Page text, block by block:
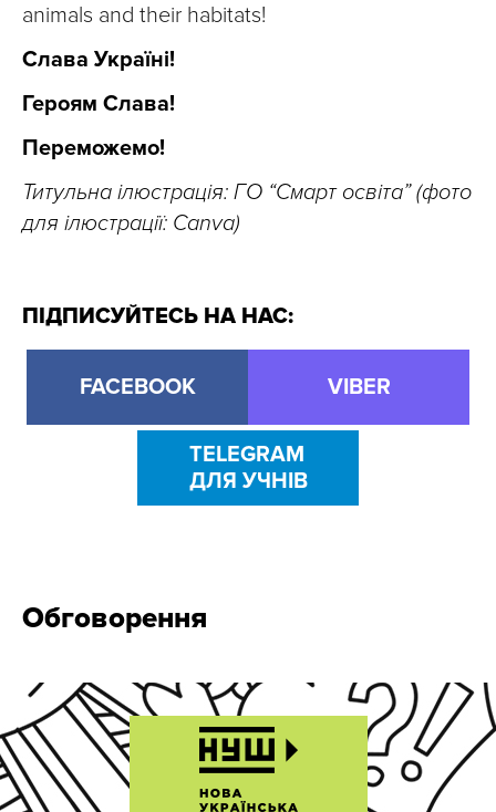
animals and their habitats!
Слава Україні!
Героям Слава!
Переможемо!
Титульна ілюстрація: ГО “Смарт освіта” (фото
для ілюстрації: Canva)
ПІДПИСУЙТЕСЬ НА НАС:
FACEBOOK VIBER
TELEGRAM
ДЛЯ УЧНІВ
Обговорення